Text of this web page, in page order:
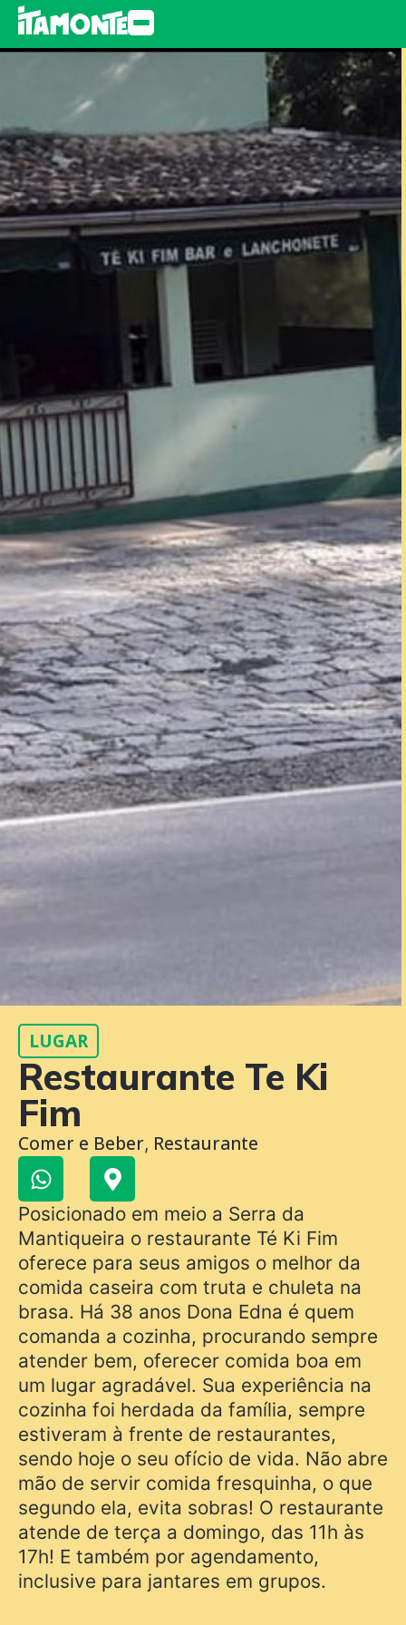
LUGAR
Restaurante Te Ki
Fim
Comer e Beber, Restaurante
Posicionado em meio a Serra da
Mantiqueira o restaurante Té Ki Fim
oferece para seus amigos o melhor da
comida caseira com truta e chuleta na
brasa. Há 38 anos Dona Edna é quem
comanda a cozinha, procurando sempre
atender bem, oferecer comida boa em
um lugar agradável. Sua experiência na
cozinha foi herdada da família, sempre
estiveram à frente de restaurantes,
sendo hoje o seu ofício de vida. Não abre
mão de servir comida fresquinha, o que
segundo ela, evita sobras! O restaurante
atende de terça a domingo, das 11h às
17h! E também por agendamento,
inclusive para jantares em grupos.